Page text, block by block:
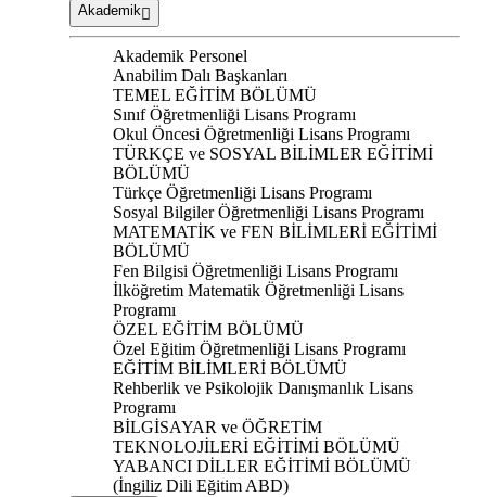
Akademik
Akademik Personel
Anabilim Dalı Başkanları
TEMEL EĞİTİM BÖLÜMÜ
Sınıf Öğretmenliği Lisans Programı
Okul Öncesi Öğretmenliği Lisans Programı
TÜRKÇE ve SOSYAL BİLİMLER EĞİTİMİ
BÖLÜMÜ
Türkçe Öğretmenliği Lisans Programı
Sosyal Bilgiler Öğretmenliği Lisans Programı
MATEMATİK ve FEN BİLİMLERİ EĞİTİMİ
BÖLÜMÜ
Fen Bilgisi Öğretmenliği Lisans Programı
İlköğretim Matematik Öğretmenliği Lisans
Programı
ÖZEL EĞİTİM BÖLÜMÜ
Özel Eğitim Öğretmenliği Lisans Programı
EĞİTİM BİLİMLERİ BÖLÜMÜ
Rehberlik ve Psikolojik Danışmanlık Lisans
Programı
BİLGİSAYAR ve ÖĞRETİM
TEKNOLOJİLERİ EĞİTİMİ BÖLÜMÜ
YABANCI DİLLER EĞİTİMİ BÖLÜMÜ
(İngiliz Dili Eğitim ABD)